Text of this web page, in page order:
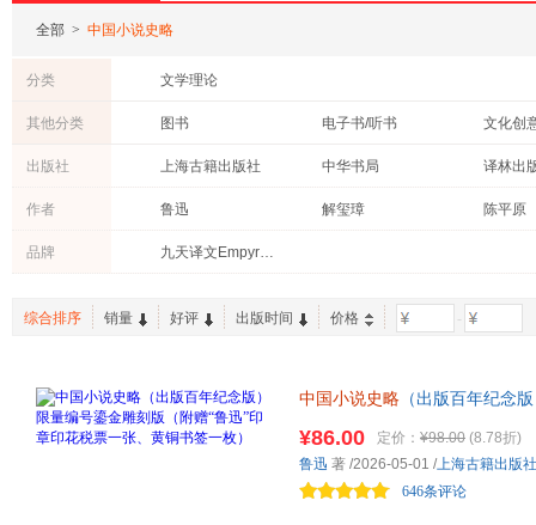
全部 > 中国小说史略
分类 文学理论
其他分类 图书 电子书/听书 文化创
出版社 上海古籍出版社 中华书局
译林出
九州出版社
民主与建设出版社
商务印
湖南人民出版社
外文出版社
复旦大
中国三峡出版社
安徽大学出版社
文化发
东方出版社
二十一
广西人民出版社
广东人
百花文艺出版社
作者 鲁迅 解玺璋
陈平原
南怀瑾
胡怀琛
方卫平
品牌 九天译文Empyrean Translation
综合排序 销量 好评 出版时间 价格 -
中国小说史略 （出版百年纪念
影印复刻。布面精装复古函套
赠“鲁迅”印章印花税票、黄铜
¥86.00 定价： ¥98.00 (8.78折)
646条评论
鲁迅 著 /2026-05-01 /上海古籍出版社